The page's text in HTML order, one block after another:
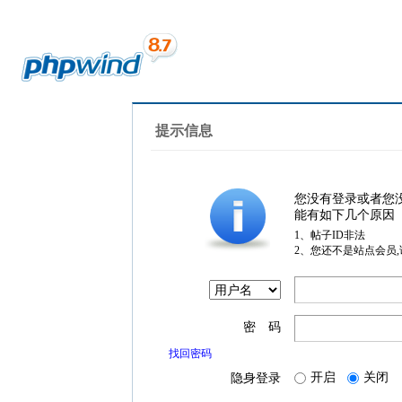
提示信息
您没有登录或者您
能有如下几个原因
1、帖子ID非法
2、您还不是站点会员
密 码
找回密码
隐身登录 开启 关闭